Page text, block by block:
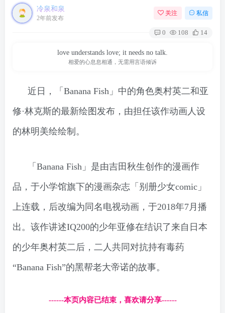
冷泉和泉
2年前发布
关注 私信
0 108 14
love understands love; it needs no talk.
相爱的心息息相通，无需用言语倾诉
近日，「Banana Fish」中的角色奥村英二和亚
修·林克斯的最新绘图发布，由担任该作动画人设
的林明美绘绘制。
「Banana Fish」是由吉田秋生创作的漫画作
品，于小学馆旗下的漫画杂志「别册少女comic」
上连载，后改编为同名电视动画，于2018年7月播
出。该作讲述IQ200的少年亚修在结识了来自日本
的少年奥村英二后，二人共同对抗持有毒药
“Banana Fish”的黑帮老大帝诺的故事。
------本页内容已结束，喜欢请分享------